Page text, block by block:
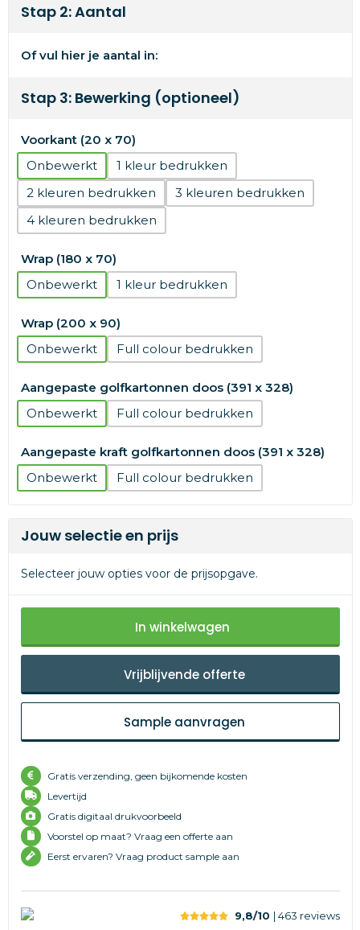
Stap 2: Aantal
Of vul hier je aantal in:
Stap 3: Bewerking (optioneel)
Voorkant (20 x 70)
Onbewerkt
1
2
3
4
Wrap (180 x 70)
Onbewerkt
1
Wrap (200 x 90)
Onbewerkt
Full colour
Aangepaste golfkartonnen doos (391 x 328)
Onbewerkt
Full colour
Aangepaste kraft golfkartonnen doos (391 x 328)
Onbewerkt
Full colour
Jouw selectie en prijs
Selecteer jouw opties voor de prijsopgave.
In winkelwagen
Vrijblijvende offerte
Sample aanvragen
Gratis verzending, geen bijkomende kosten
Levertijd
Gratis digitaal drukvoorbeeld
Voorstel op maat? Vraag een offerte aan
Eerst ervaren? Vraag product sample aan
9,8/10 | 463 reviews